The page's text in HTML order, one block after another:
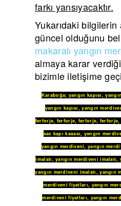
farkı yansıyacaktır.
Yukarıdaki bilgilerin
güncel olduğunu
makaralı yangın
almaya karar
bizimle iletişime
Karaboğa; yangın kapısı,
yangın kapısı,yangın
ferforje, ferforje, ferforje, ferforje,
sac kapı kasası, yangın
yangın merdiveni,yangın
imalatı,yangın merdiveni imalatı,
yangın merdiveni imalatı,yangın
merdiveni fiyatları, yangın
merdiveni fiyatları, yangın